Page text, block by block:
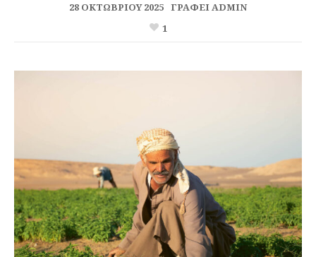
28 ΟΚΤΩΒΡΊΟΥ 2025 ΓΡΆΦΕΙADMIN
1